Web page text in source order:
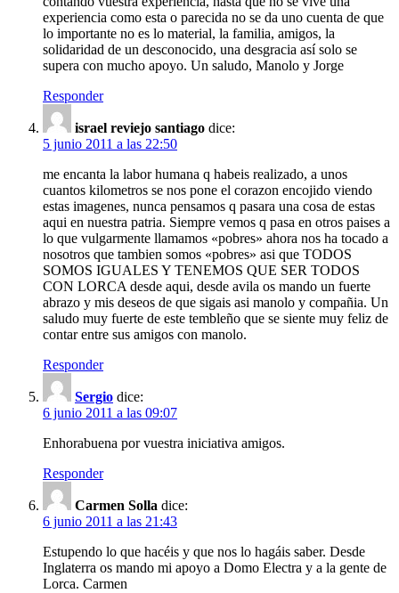
experiencia como esta o parecida no se da uno cuenta de que
lo importante no es lo material, la familia, amigos, la
solidaridad de un desconocido, una desgracia así solo se
supera con mucho apoyo. Un saludo, Manolo y Jorge
Responder
israel reviejo santiago dice:
5 junio 2011 a las 22:50
me encanta la labor humana q habeis realizado, a unos
cuantos kilometros se nos pone el corazon encojido viendo
estas imagenes, nunca pensamos q pasara una cosa de estas
aqui en nuestra patria. Siempre vemos q pasa en otros paises a
lo que vulgarmente llamamos «pobres» ahora nos ha tocado a
nosotros que tambien somos «pobres» asi que TODOS
SOMOS IGUALES Y TENEMOS QUE SER TODOS
CON LORCA desde aqui, desde avila os mando un fuerte
abrazo y mis deseos de que sigais asi manolo y compañia. Un
saludo muy fuerte de este tembleño que se siente muy feliz de
contar entre sus amigos con manolo.
Responder
Sergio dice:
6 junio 2011 a las 09:07
Enhorabuena por vuestra iniciativa amigos.
Responder
Carmen Solla dice:
6 junio 2011 a las 21:43
Estupendo lo que hacéis y que nos lo hagáis saber. Desde
Inglaterra os mando mi apoyo a Domo Electra y a la gente de
Lorca. Carmen